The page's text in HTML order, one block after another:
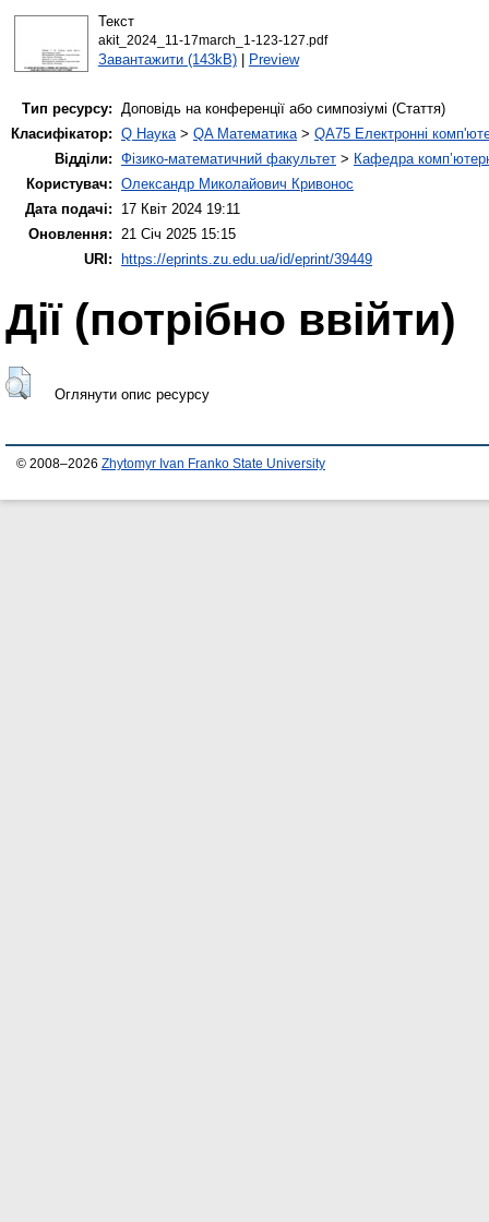
Текст
akit_2024_11-17march_1-123-127.pdf
Завантажити (143kB)| Preview
Тип ресурсу: Доповідь на конференції або симпозіумі (Стаття)
Класифікатор: Q Наука> QA Математика> QA75 Електронні
Відділи: Фізико-математичний факультет > Кафедра
Користувач: Олександр Миколайович Кривонос
Дата подачі:
17 Квіт 2024 19:11
Оновлення: 21 Січ 2025 15:15
URI:
https://eprints.zu.edu.ua/id/eprint/39449
Дії ​​(потрібно ввійти)
Оглянути опис ресурсу
© 2008–2026 Zhytomyr Ivan Franko State University